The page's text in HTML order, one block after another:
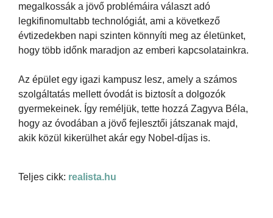
megalkossák a jövő problémáira választ adó
legkifinomultabb technológiát, ami a következő
évtizedekben napi szinten könnyíti meg az életünket,
hogy több időnk maradjon az emberi kapcsolatainkra.
Az épület egy igazi kampusz lesz, amely a számos
szolgáltatás mellett óvodát is biztosít a dolgozók
gyermekeinek. Így reméljük, tette hozzá Zagyva Béla,
hogy az óvodában a jövő fejlesztői játszanak majd,
akik közül kikerülhet akár egy Nobel-díjas is.
Teljes cikk: realista.hu